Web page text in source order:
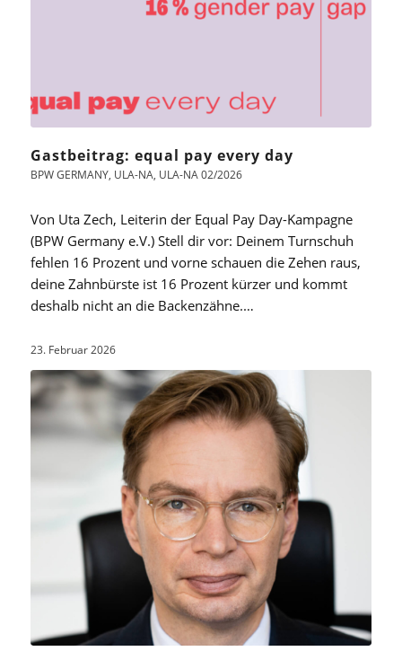
Gastbeitrag: equal pay every day
BPW GERMANY, ULA-NA, ULA-NA 02/2026
Von Uta Zech, Leiterin der Equal Pay Day-Kampagne
(BPW Germany e.V.) Stell dir vor: Deinem Turnschuh
fehlen 16 Prozent und vorne schauen die Zehen raus,
deine Zahnbürste ist 16 Prozent kürzer und kommt
deshalb nicht an die Backenzähne.…
23. Februar 2026